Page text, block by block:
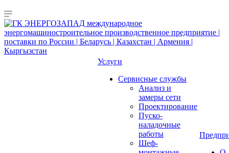
Услуги
Сервисные службы
Анализ и
замеры сети
Проектирование
Пуско-
наладочные
работы
Шеф-